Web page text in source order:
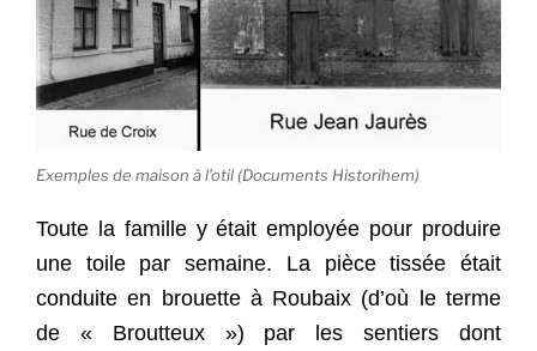
Exemples de maison à l’otil (Documents Historihem)
Toute la famille y était employée pour produire
une toile par semaine. La pièce tissée était
conduite en brouette à Roubaix (d’où le terme
de « Broutteux ») par les sentiers dont